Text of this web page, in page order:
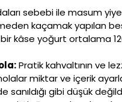
sebebi ile masum
kaçamak yapılan
bir kâse yoğurt ortalama
Pratik kahvaltının ve
miktar ve içerik
sanıldığı gibi düşük